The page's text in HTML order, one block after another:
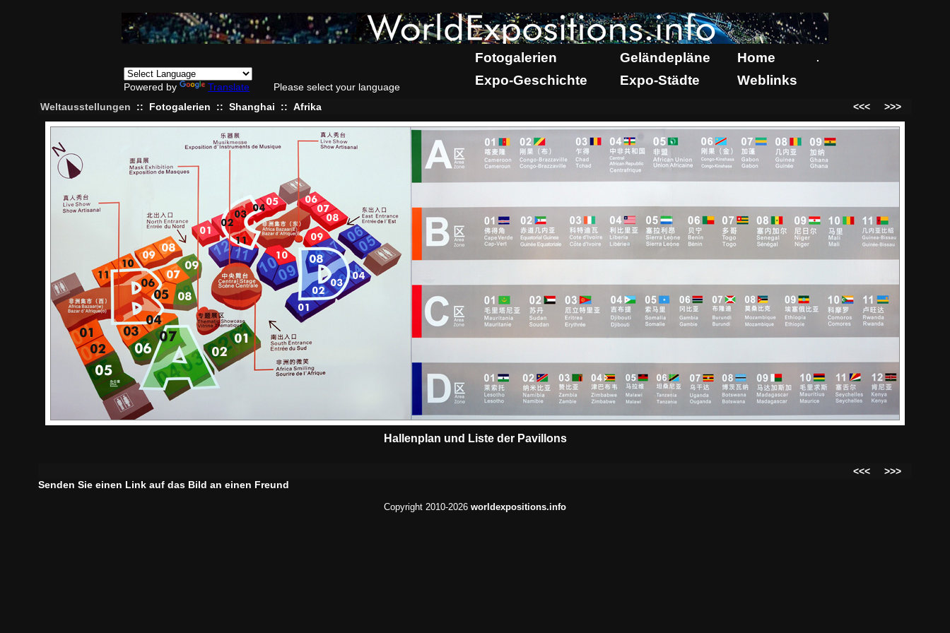
Powered by Translate Please select your language
Fotogalerien Geländepläne Home .
Expo-Geschichte Expo-Städte Weblinks
Weltausstellungen :: Fotogalerien :: Shanghai :: Afrika <<< >>>
Hallenplan und Liste der Pavillons
<<<
>>>
Senden Sie einen Link auf das Bild an einen Freund
Copyright 2010-2026 worldexpositions.info